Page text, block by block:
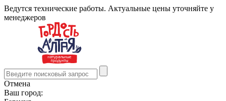
Ведутся технические работы. Актуальные цены уточняйте у
менеджеров
Отмена
Ваш город: